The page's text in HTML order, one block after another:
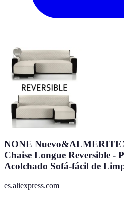
NONE
Chaise Longue Reversible -
Acolchado Sofá-fácil de
es.aliexpress.com